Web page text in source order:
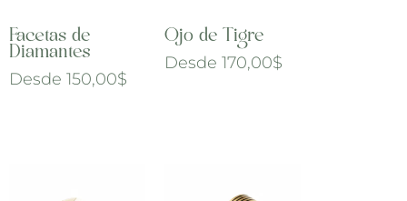
Facetas de
Diamantes
Desde 150,00$
Ojo de Tigre
Desde 170,00$